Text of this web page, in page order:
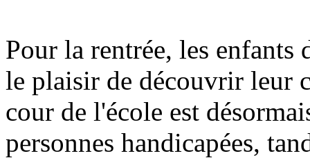
Pour la rentrée, les
le plaisir de découvrir leur
cour de l'école est
personnes handicapées,